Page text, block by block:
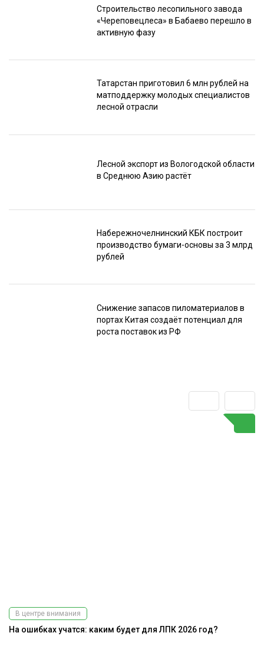
Строительство лесопильного завода
«Череповецлеса» в Бабаево перешло в
активную фазу
Татарстан приготовил 6 млн рублей на
матподдержку молодых специалистов
лесной отрасли
Лесной экспорт из Вологодской области
в Среднюю Азию растёт
Набережночелнинский КБК построит
производство бумаги-основы за 3 млрд
рублей
Снижение запасов пиломатериалов в
портах Китая создаёт потенциал для
роста поставок из РФ
В центре внимания
На ошибках учатся: каким будет для ЛПК 2026 год?